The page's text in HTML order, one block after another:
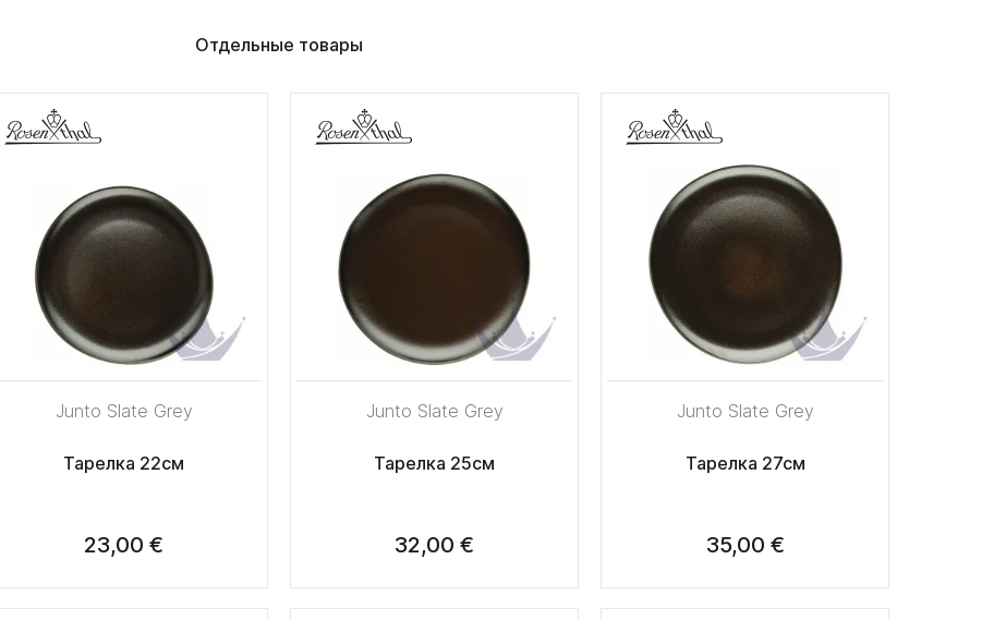
Отдельные товары
Junto Slate Grey
Тарелка 22см
23,00 €
Junto Slate Grey
Тарелка 25см
32,00 €
Junto Slate Grey
Тарелка 27см
35,00 €